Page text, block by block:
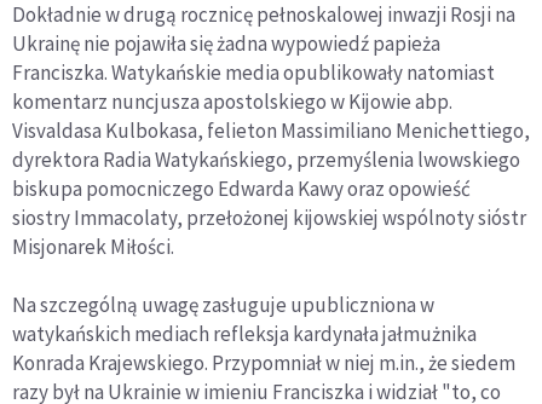
Dokładnie w drugą rocznicę pełnoskalowej inwazji Rosji na
Ukrainę nie pojawiła się żadna wypowiedź papieża
Franciszka. Watykańskie media opublikowały natomiast
komentarz nuncjusza apostolskiego w Kijowie abp.
Visvaldasa Kulbokasa, felieton Massimiliano Menichettiego,
dyrektora Radia Watykańskiego, przemyślenia lwowskiego
biskupa pomocniczego Edwarda Kawy oraz opowieść
siostry Immacolaty, przełożonej kijowskiej wspólnoty sióstr
Misjonarek Miłości.
Na szczególną uwagę zasługuje upubliczniona w
watykańskich mediach refleksja kardynała jałmużnika
Konrada Krajewskiego. Przypomniał w niej m.in., że siedem
razy był na Ukrainie w imieniu Franciszka i widział "to, co